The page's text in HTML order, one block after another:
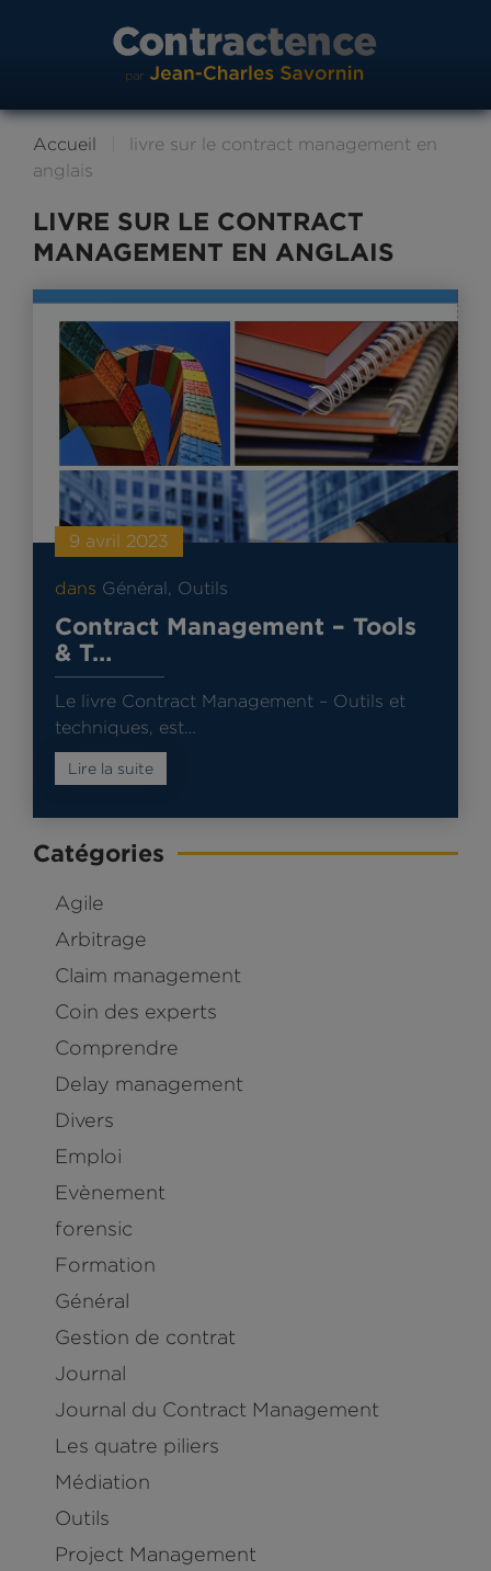
Accueil
livre sur le contract management en
anglais
LIVRE SUR LE CONTRACT
MANAGEMENT EN ANGLAIS
9 avril 2023
dans Général , Outils
Contract Management – Tools
& T…
Le livre Contract Management – Outils et
techniques, est…
Lire la suite
Catégories
Agile
Arbitrage
Claim management
Coin des experts
Comprendre
Delay management
Divers
Emploi
Evènement
forensic
Formation
Général
Gestion de contrat
Journal
Journal du Contract Management
Les quatre piliers
Médiation
Outils
Project Management